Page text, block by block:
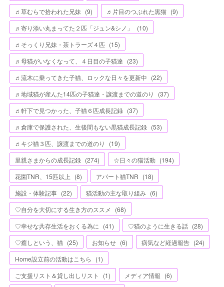
♬草むらで拾われた兄妹 (9) ♬片目のつぶれた黒猫 (9)
♬寄り添い丸まってた２匹「ジュン&シノ」
(10)
♬そっくり兄妹・茶トラーズ４匹 (15)
♬母猫がいなくなって、４日目の子猫達 (23)
♬流木に乗ってきた子猫、ロックな日々を更新中 (22)
♬地域猫が産んた14匹の子猫達・譲渡までの道のり
(37)
♬軒下で見つかった、子猫６匹成長記録 (37)
♬倉庫で保護された、生後間もない黒猫成長記録 (53)
♬キジ猫３匹、譲渡までの道のり
(19)
里親さまからの成長記録 (274) ☆日々の猫活動 (194)
花園TNR、15匹以上 (8) アパート猫TNR (18)
施設・体験記事 (22) 猫活動の主な取り組み (6)
♡自分を大切にする生き方のススメ
(68)
♡幸せな共存生活をおくる為に (41) ♡猫のように生きる話 (28)
♡癒しという、猫 (25) お知らせ (6) 病気など経過報告 (24)
Home設立前の活動はこちら
(1)
ご支援リスト＆貸し出しリスト
(1) メディア情報 (6)